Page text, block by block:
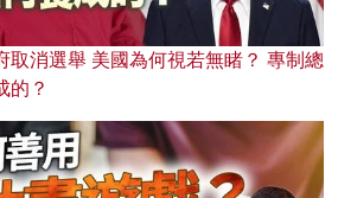
取消選舉 美國為何視若無睹？ 專制總
的？